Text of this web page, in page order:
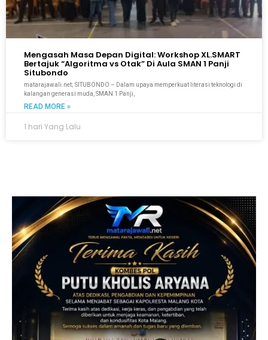
Mengasah Masa Depan Digital: Workshop XL.SMART
Bertajuk “Algoritma vs Otak” Di Aula SMAN 1 Panji
Situbondo
matarajawali.net; SITUBONDO – Dalam upaya memperkuat literasi teknologi di
kalangan generasi muda, SMAN 1 Panji,
READ MORE »
1 hari Yang Lalu